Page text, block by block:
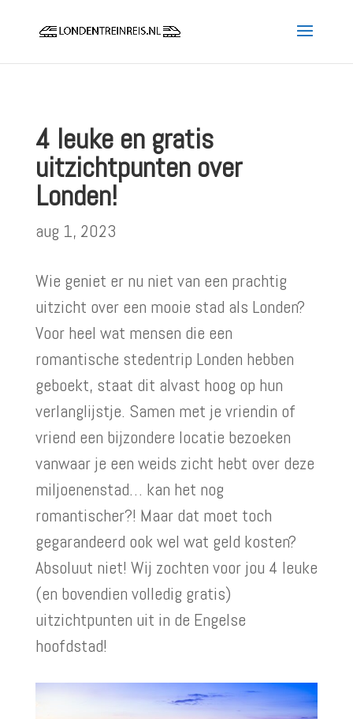
4 leuke en gratis
uitzichtpunten over
Londen!
aug 1, 2023
Wie geniet er nu niet van een prachtig
uitzicht over een mooie stad als Londen?
Voor heel wat mensen die een
romantische stedentrip Londen hebben
geboekt, staat dit alvast hoog op hun
verlanglijstje. Samen met je vriendin of
vriend een bijzondere locatie bezoeken
vanwaar je een weids zicht hebt over deze
miljoenenstad… kan het nog
romantischer?! Maar dat moet toch
gegarandeerd ook wel wat geld kosten?
Absoluut niet! Wij zochten voor jou 4 leuke
(en bovendien volledig gratis)
uitzichtpunten uit in de Engelse
hoofdstad!